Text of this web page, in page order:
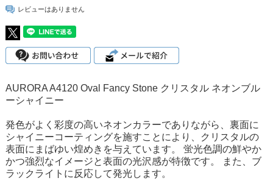
レビューはありません
AURORA A4120 Oval Fancy Stone クリスタル ネオンブル
ーシャイニー
発色がよく彩度の高いネオンカラーでありながら、裏面に
シャイニーコーティングを施すことにより、クリスタルの
表面にまばゆい煌めきを与えています。 蛍光色調の鮮やか
かつ強烈なイメージと表面の光沢感が特徴です。 また、ブ
ラックライトに反応して発光します。